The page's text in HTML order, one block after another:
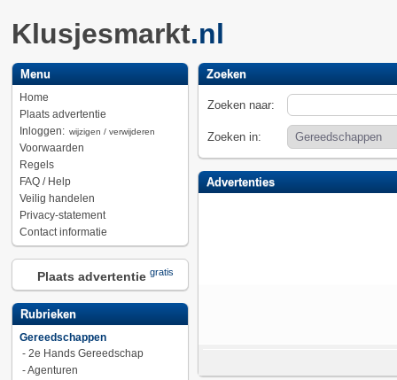
Klusjesmarkt.nl
Menu
Home
Plaats advertentie
Inloggen: wijzigen / verwijderen
Voorwaarden
Regels
FAQ / Help
Veilig handelen
Privacy-statement
Contact informatie
Plaats advertentie gratis
Rubrieken
Gereedschappen
- 2e Hands Gereedschap
-Agenturen
Zoeken
Zoeken naar:
Zoeken in:
Advertenties